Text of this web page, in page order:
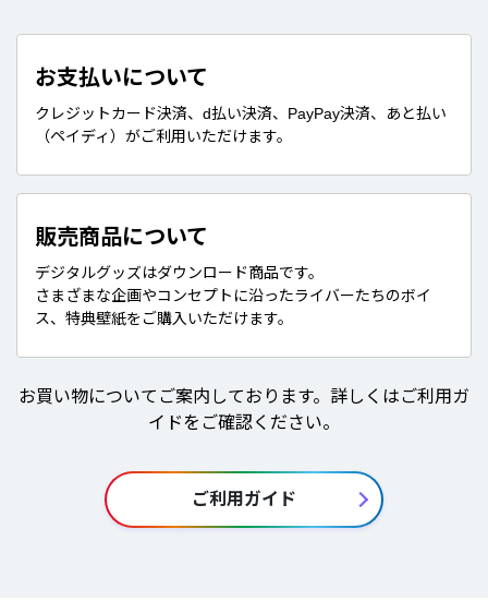
お支払いについて
クレジットカード決済、d払い決済、PayPay決済、あと払い
（ペイディ）がご利用いただけます。
販売商品について
デジタルグッズはダウンロード商品です。
さまざまな企画やコンセプトに沿ったライバーたちのボイ
ス、特典壁紙をご購入いただけます。
お買い物についてご案内しております。詳しくはご利用ガ
イドをご確認ください。
ご利用ガイド